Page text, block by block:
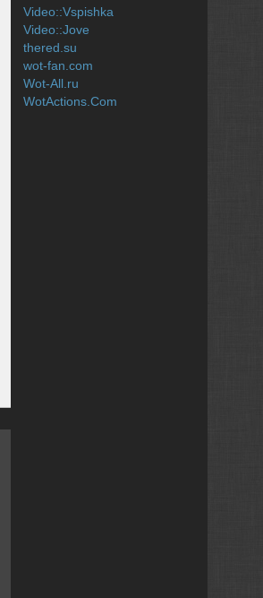
Video::Vspishka
Video::Jove
thered.su
wot-fan.com
Wot-All.ru
WotActions.Com